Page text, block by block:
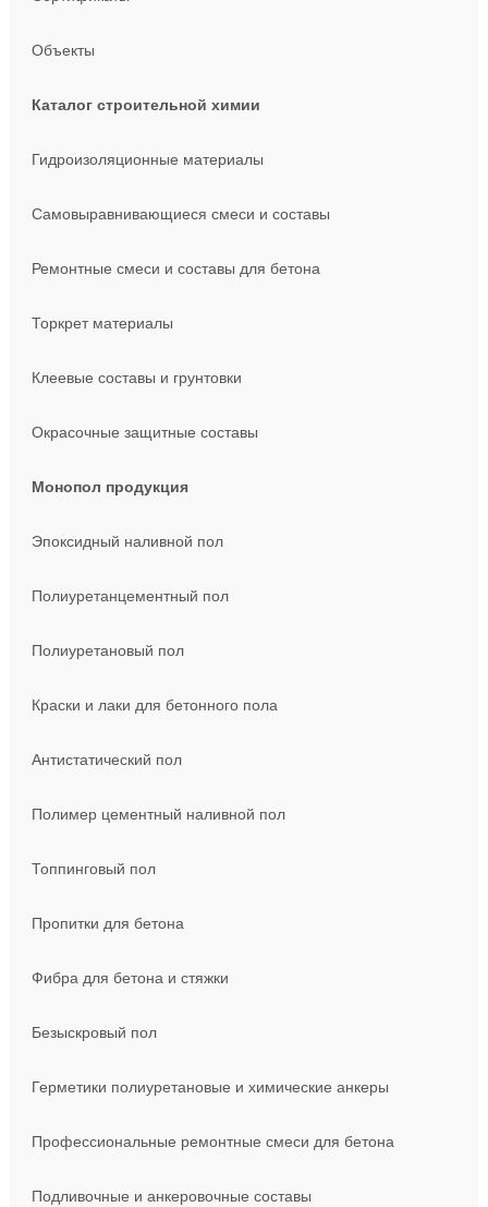
Объекты
Каталог строительной химии
Гидроизоляционные материалы
Самовыравнивающиеся смеси и составы
Ремонтные смеси и составы для бетона
Торкрет материалы
Клеевые составы и грунтовки
Окрасочные защитные составы
Монопол продукция
Эпоксидный наливной пол
Полиуретанцементный пол
Полиуретановый пол
Краски и лаки для бетонного пола
Антистатический пол
Полимер цементный наливной пол
Топпинговый пол
Пропитки для бетона
Фибра для бетона и стяжки
Безыскровый пол
Герметики полиуретановые и химические анкеры
Профессиональные ремонтные смеси для бетона
Подливочные и анкеровочные составы